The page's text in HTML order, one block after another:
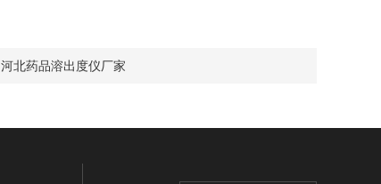
河北药品溶出度仪厂家